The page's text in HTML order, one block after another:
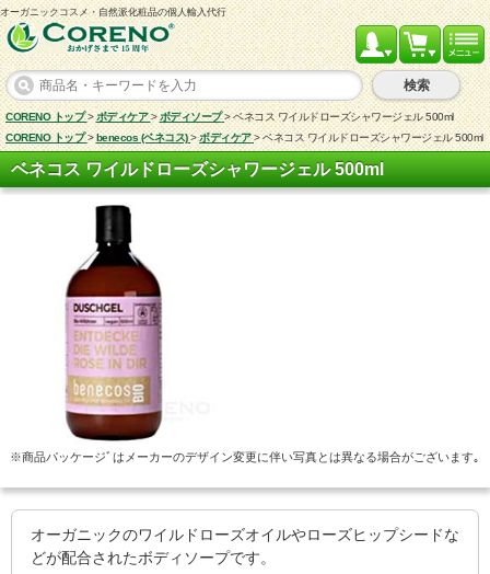
オーガニックコスメ・自然派化粧品の個人輸入代行
検索
CORENO トップ > ボディケア > ボディソープ > ベネコス ワイルドローズシャワージェル 500ml
CORENO トップ > benecos (ベネコス) > ボディケア > ベネコス ワイルドローズシャワージェル 500ml
ベネコス ワイルドローズシャワージェル 500ml
※商品パッケージﾞはメーカーのデザイン変更に伴い写真とは異なる場合がございます｡
オーガニックのワイルドローズオイルやローズヒップシードな
どが配合されたボディソープです。